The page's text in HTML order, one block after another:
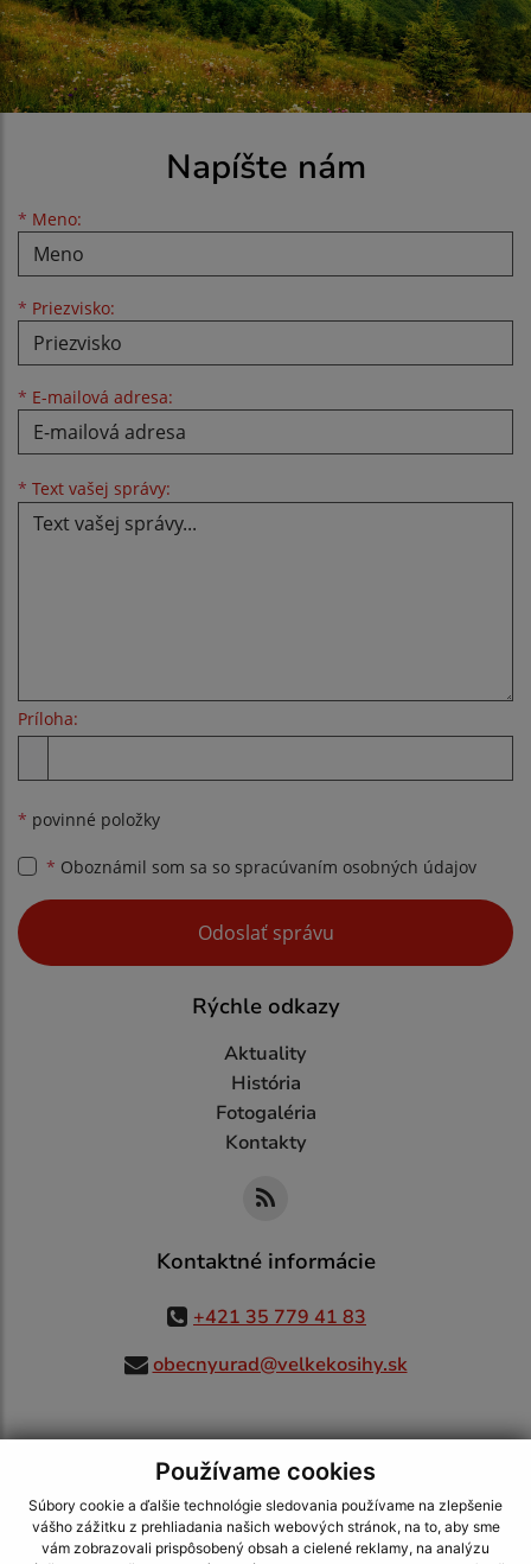
Používame cookies
Súbory cookie a ďalšie technológie sledovania používame na zlepšenie
vášho zážitku z prehliadania našich webových stránok, na to, aby sme
vám zobrazovali prispôsobený obsah a cielené reklamy, na analýzu
Napíšte nám
* Meno:
Meno
* Priezvisko:
Priezvisko
* E-mailová adresa:
E-mailová adresa
* Text vašej správy:
Príloha:
* povinné položky
* Oboznámil som sa so spracúvaním osobných údajov
Google reCaptcha Response
Odoslať správu
Rýchle odkazy
Aktuality
História
Fotogaléria
Kontakty
Kontaktné informácie
+421 35 779 41 83
obecnyurad@velkekosihy.sk
využite možnosť získavania aktuálnych informácií s využitím RSS
CMS systém (redakčný) systém ECHELON 2, Mapa stránok web portál
webhosting, webex.digital, s.r.o.,domény,registrácia domény,
spoločnosť webex.digital, s.r.o.,technický prevádzkovateľ